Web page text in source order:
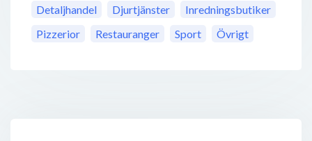
Detaljhandel
Djurtjänster
Inredningsbutiker
Pizzerior
Restauranger Sport Övrigt